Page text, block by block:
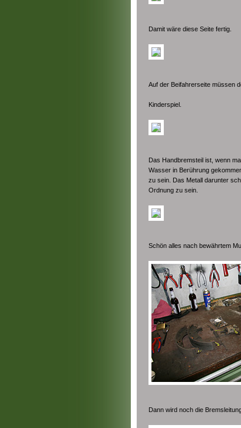
Damit wäre diese Seite fertig.
Auf der Beifahrerseite müssen
Kinderspiel.
Das Handbremsteil ist, wenn
Wasser in Berührung
zu sein. Das Metall darunter
Ordnung zu sein.
Schön alles nach bewährtem
Dann wird noch die